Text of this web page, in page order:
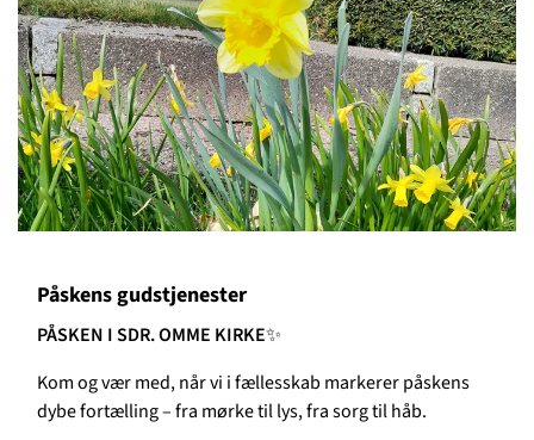
Påskens gudstjenester
PÅSKEN I SDR. OMME KIRKE✨
Kom og vær med, når vi i fællesskab markerer påskens
dybe fortælling – fra mørke til lys, fra sorg til håb.